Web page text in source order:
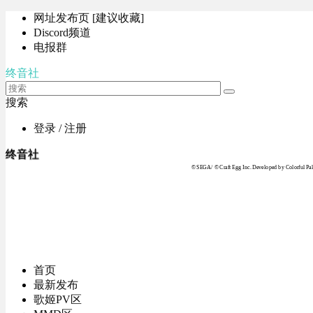
网址发布页 [建议收藏]
Discord频道
电报群
终音社
搜索
登录 / 注册
终音社
© SEGA / © Craft Egg Inc. Developed by Colorful
首页
最新发布
歌姬PV区